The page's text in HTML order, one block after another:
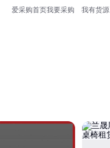
爱采购首页我要采购 我有货源